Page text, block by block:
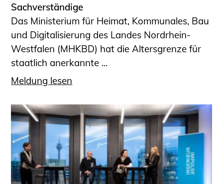
Sachverständige
Das Ministerium für Heimat, Kommunales, Bau
und Digitalisierung des Landes Nordrhein-
Westfalen (MHKBD) hat die Altersgrenze für
staatlich anerkannte ...
Meldung lesen